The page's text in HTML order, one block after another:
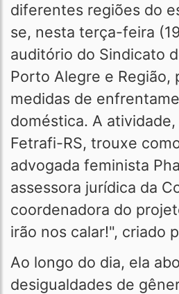
diferentes regiões do
se, nesta terça-feira
auditório do Sindicato
Porto Alegre e Região,
medidas de
doméstica. A
Fetrafi-RS, trouxe
advogada feminista
assessora jurídica da
coordenadora do
irão nos calar!", criado
Ao longo do dia, ela
desigualdades de